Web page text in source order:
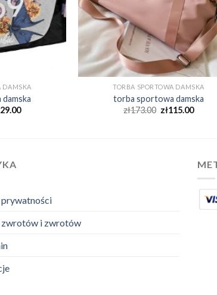
DAMSKA TORBA SPORTOWA DAMSKA
torba sportowa damska
zł173.00 zł115.00
i zwrotów